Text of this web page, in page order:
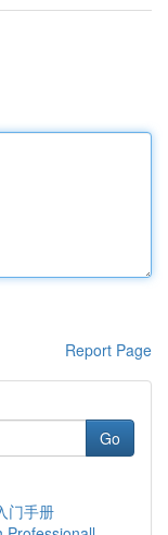
Report Page
Go
门手册